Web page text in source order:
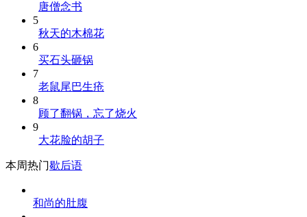
唐僧念书
5
秋天的木棉花
6
买石头砸锅
7
老鼠尾巴生疮
8
顾了翻锅，忘了烧火
9
大花脸的胡子
本周热门歇后语
和尚的肚腹